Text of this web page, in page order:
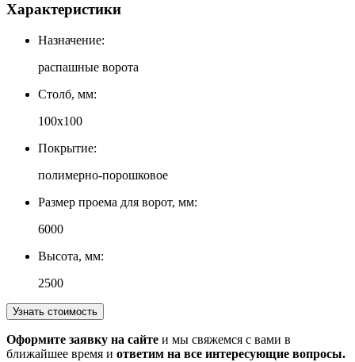
Характеристики
Назначение:
распашные ворота
Столб, мм:
100х100
Покрытие:
полимерно-порошковое
Размер проема для ворот, мм:
6000
Высота, мм:
2500
Узнать стоимость
Оформите заявку на сайте и мы свяжемся с вами в
ближайшее время и ответим на все интересующие вопросы.